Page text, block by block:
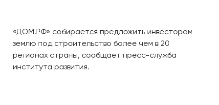
«ДОМ.PФ» собирается предложить инвесторам
землю под строительство более чем в 20
регионах страны, сообщает пресс-служба
института развития.